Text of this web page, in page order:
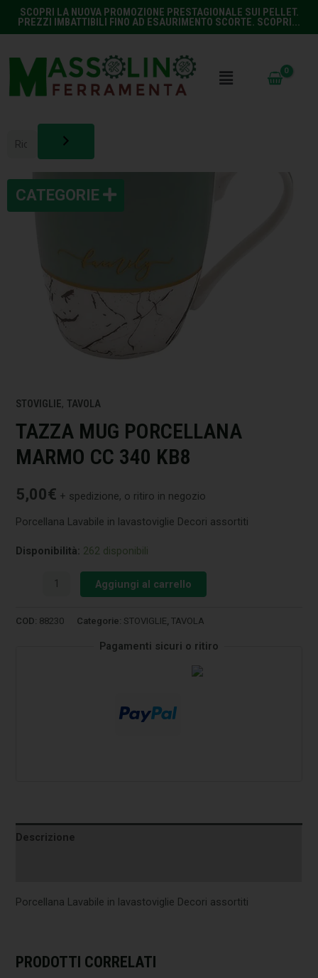
SCOPRI LA NUOVA PROMOZIONE PRESTAGIONALE SUI PELLET.
PREZZI IMBATTIBILI FINO AD ESAURIMENTO SCORTE. SCOPRI...
STOVIGLIE, TAVOLA
TAZZA MUG PORCELLANA
MARMO CC 340 KB8
5,00€ + spedizione, o ritiro in negozio
Porcellana Lavabile in lavastoviglie Decori assortiti
Disponibilità: 262 disponibili
Aggiungi al carrello
COD: 88230 Categorie: STOVIGLIE ,TAVOLA
Pagamenti sicuri o ritiro
Descrizione
Porcellana Lavabile in lavastoviglie Decori assortiti
PRODOTTI CORRELATI